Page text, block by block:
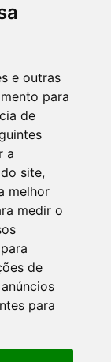
e outras
para
de
a
site,
melhor
medir o
de
para
21, 20º
- Brasília/DF
comercial
às 19h.